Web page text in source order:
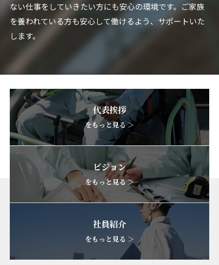
ない仕事をしていきたい方にも安心の環境です。ご家族
を養われている方も安心して働けるよう、サポートいた
します。
代表挨拶
をもっと見る ＞
ビジョン
をもっと見る ＞
社員紹介
をもっと見る ＞